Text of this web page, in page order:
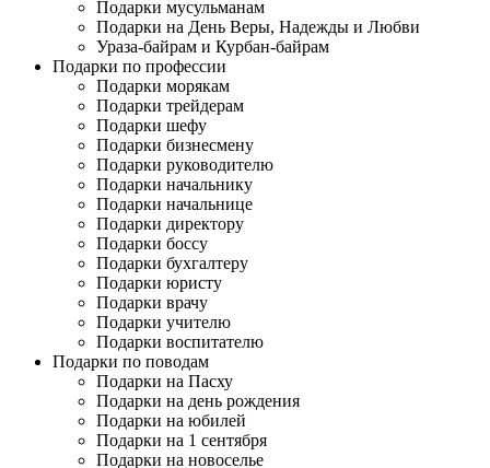
Подарки мусульманам
Подарки на День Веры, Надежды и Любви
Ураза-байрам и Курбан-байрам
Подарки по профессии
Подарки морякам
Подарки трейдерам
Подарки шефу
Подарки бизнесмену
Подарки руководителю
Подарки начальнику
Подарки начальнице
Подарки директору
Подарки боссу
Подарки бухгалтеру
Подарки юристу
Подарки врачу
Подарки учителю
Подарки воспитателю
Подарки по поводам
Подарки на Пасху
Подарки на день рождения
Подарки на юбилей
Подарки на 1 сентября
Подарки на новоселье